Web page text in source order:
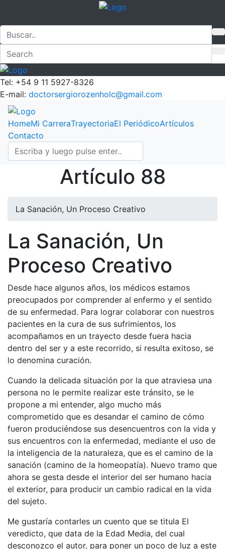
Tel: +54 9 11 5927-8326
E-mail: doctorsergiorozenholc@gmail.com
HomeMi CarreraTrayectoriaEl PeriódicoArtículos
Contacto
Artículo 88
La Sanación, Un Proceso Creativo
La Sanación, Un
Proceso Creativo
Desde hace algunos años, los médicos estamos
preocupados por comprender al enfermo y el sentido
de su enfermedad. Para lograr colaborar con nuestros
pacientes en la cura de sus sufrimientos, los
acompañamos en un trayecto desde fuera hacia
dentro del ser y a este recorrido, si resulta exitoso, se
lo denomina curación.
Cuando la delicada situación por la que atraviesa una
persona no le permite realizar este tránsito, se le
propone a mi entender, algo mucho más
comprometido que es desandar el camino de cómo
fueron produciéndose sus desencuentros con la vida y
sus encuentros con la enfermedad, mediante el uso de
la inteligencia de la naturaleza, que es el camino de la
sanación (camino de la homeopatía). Nuevo tramo que
ahora se gesta desde el interior del ser humano hacia
el exterior, para producir un cambio radical en la vida
del sujeto.
Me gustaría contarles un cuento que se titula El
veredicto, que data de la Edad Media, del cual
desconozco el autor, para poner un poco de luz a este